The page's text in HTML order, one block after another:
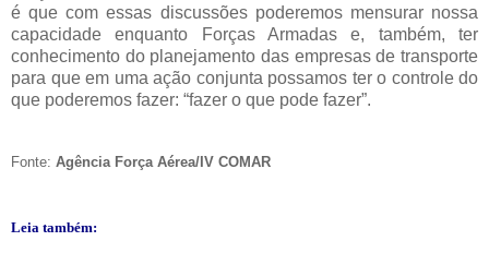
é que com essas discussões poderemos mensurar nossa
capacidade enquanto Forças Armadas e, também, ter
conhecimento do planejamento das empresas de transporte
para que em uma ação conjunta possamos ter o controle do
que poderemos fazer: “fazer o que pode fazer”.
Fonte: Agência Força Aérea/IV COMAR
Leia também: